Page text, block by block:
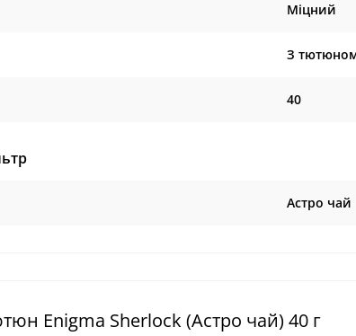
Міцний
З
40
Астро чай
Enigma Sherlock (Астро чай) 40 г